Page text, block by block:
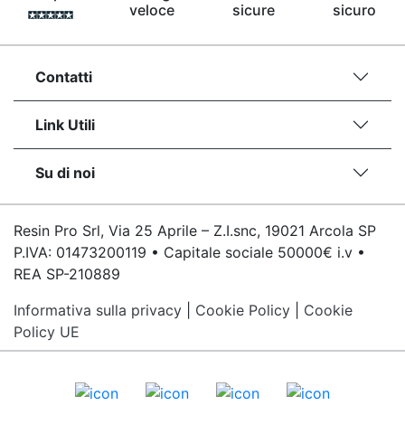
veloce
sicure
sicuro
Contatti
Link Utili
Su di noi
Resin Pro Srl, Via 25 Aprile – Z.I.snc, 19021 Arcola SP
P.IVA: 01473200119 • Capitale sociale 50000€ i.v •
REA SP-210889
Informativa sulla privacy
Cookie Policy
Cookie
Policy UE